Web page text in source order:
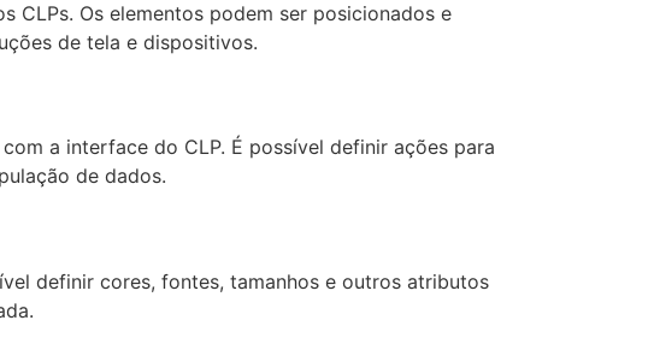
CLPs. Os elementos podem ser posicionados e
de tela e dispositivos.
a interface do CLP. É possível definir ações para
de dados.
definir cores, fontes, tamanhos e outros atributos